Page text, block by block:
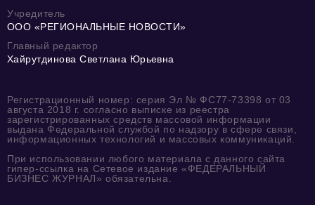
Учредитель
ООО «РЕГИОНАЛЬНЫЕ НОВОСТИ»
Главный редактор
Хайрутдинова Светлана Юрьевна
Регистрационный номер: серия Эл № ФС77-73398 от 03
августа 2018 г. согласно выписке из реестра
зарегистрированных средств массовой информации
выдана Федеральной службой по надзору в сфере связи,
информационных технологий и массовых коммуникаций.
При использовании любого материала с данного сайта
гипер-ссылка на Сетевое издание «ФЕДЕРАЛЬНЫЙ
БИЗНЕС ЖУРНАЛ» обязательна.